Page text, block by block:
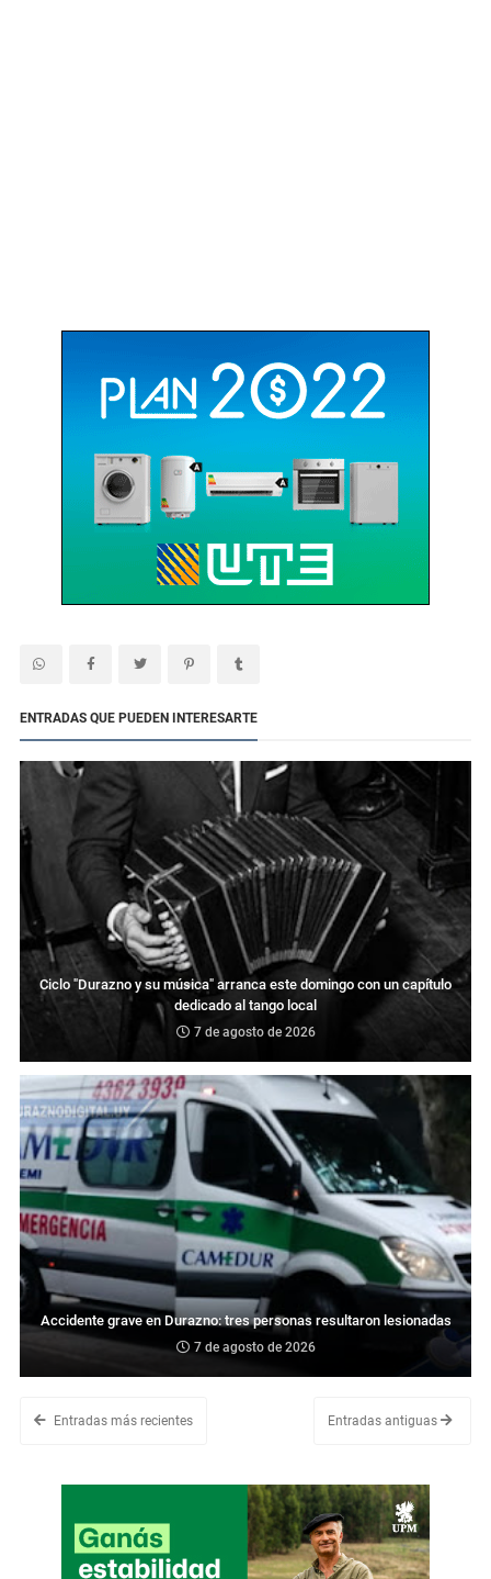
ENTRADAS QUE PUEDEN INTERESARTE
Ciclo "Durazno y su música" arranca este domingo con un capítulo
dedicado al tango local
7 de agosto de 2026
Accidente grave en Durazno: tres personas resultaron lesionadas
7 de agosto de 2026
Entradas más recientes Entradas antiguas